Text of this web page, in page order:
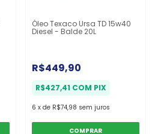
Óleo Texaco Ursa TD 15w40
Diesel - Balde 20L
R$449,90
R$427,41 COM PIX
6 x de R$74,98 sem juros